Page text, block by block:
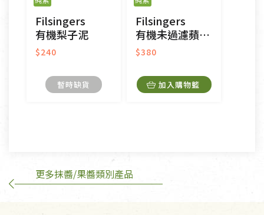
CD、VCD、DVD、電腦軟體，若產品瑕疵無法讀取僅
接受原片換新。
衣飾鞋類-如T恤，如於送達後水洗或污損者。
美容保養用品、內衣褲、襪子、口罩等私人消耗性產
內衣褲、襪子、口罩個人衛生用品除商品本身有瑕疵
外,依據《通訊交易解除權合理例外情事適用準
訂購手抄稿退貨需知：
Filsingers
有機梨子泥
$240
暫時缺貨
Filsingers
有機未過濾蘋果醋
$380
加入購物籃
更多抹醬/果醬類別產品